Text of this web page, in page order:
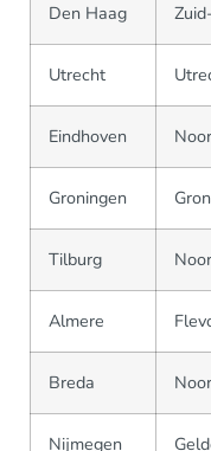
Den Haag
Utrecht
Eindhoven
Groningen
Tilburg
Almere
Breda
Nijmegen